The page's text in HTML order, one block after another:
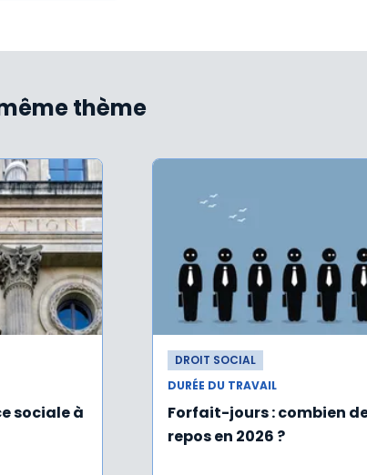
thème
sociale à
DROIT SOCIAL
DURÉE DU TRAVAIL
Forfait-jours : combien
repos en 2026 ?